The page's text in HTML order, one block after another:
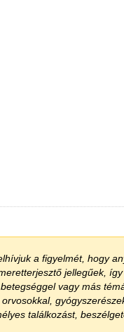
a figyelmét, hogy
jellegűek,
vagy más
találkozást,